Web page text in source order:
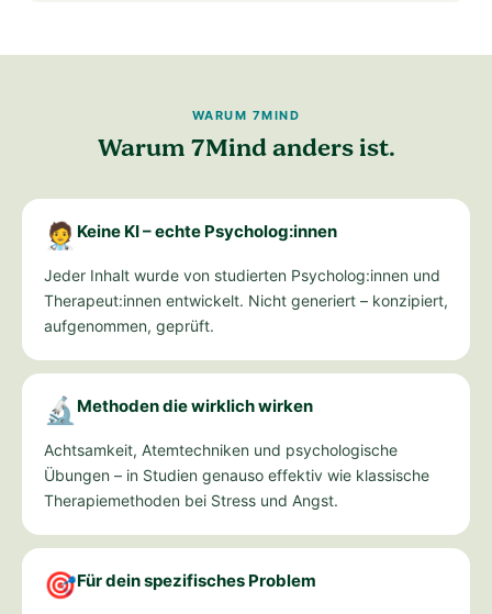
WARUM 7MIND
Warum 7Mind anders ist.
🧑‍⚕️ Keine KI – echte Psycholog:innen
Jeder Inhalt wurde von studierten Psycholog:innen und
Therapeut:innen entwickelt. Nicht generiert – konzipiert,
aufgenommen, geprüft.
🔬 Methoden die wirklich wirken
Achtsamkeit, Atemtechniken und psychologische
Übungen – in Studien genauso effektiv wie klassische
Therapiemethoden bei Stress und Angst.
🎯Für dein spezifisches Problem